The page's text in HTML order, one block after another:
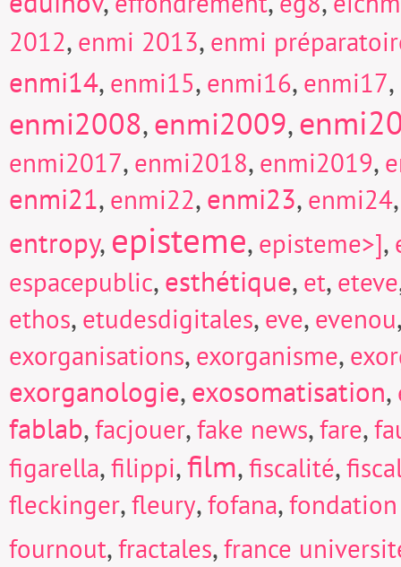
2012, enmi 2013, enmi
enmi14, enmi15, enmi16, enmi17,
enmi2008,enmi2009,
enmi2017, enmi2018, enmi2019,
enmi21, enmi22,enmi23, enmi24
entropy, episteme, episteme>],
espacepublic,esthétique, et, eteve
ethos, etudesdigitales, eve, evenou
exorganisations, exorganisme,
exorganologie,exosomatisation,
fablab,facjouer,fake news,fare,
figarella,filippi,film,fiscalité,
fleckinger,fleury,fofana,
fournout,fractales,france